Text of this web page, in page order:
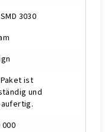
3030
ist
und
000